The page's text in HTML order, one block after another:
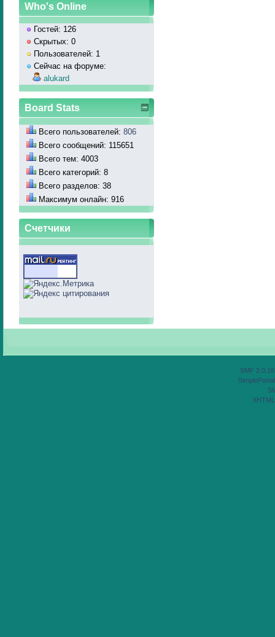
Who's Online
Гостей: 126
Скрытых: 0
Пользователей: 1
Сейчас на форуме:
alukard
Board Stats
Всего пользователей: 806
Всего сообщений: 115651
Всего тем: 4003
Всего категорий: 8
Всего разделов: 38
Максимум онлайн: 916
Счетчики
SMF 2.0.18
XHTML